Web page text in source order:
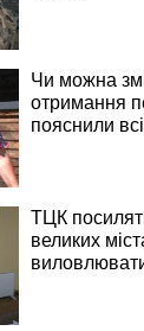
Чи можна
отримання
пояснили
ТЦК
великих